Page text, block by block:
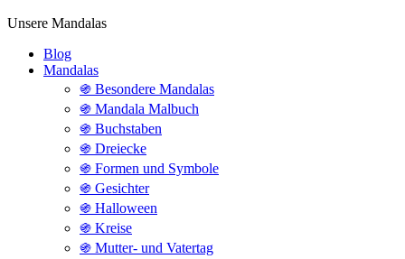
Unsere Mandalas
Blog
Mandalas
֍ Besondere Mandalas
֍ Mandala Malbuch
֍ Buchstaben
֍ Dreiecke
֍ Formen und Symbole
֍ Gesichter
֍ Halloween
֍ Kreise
֍ Mutter- und Vatertag